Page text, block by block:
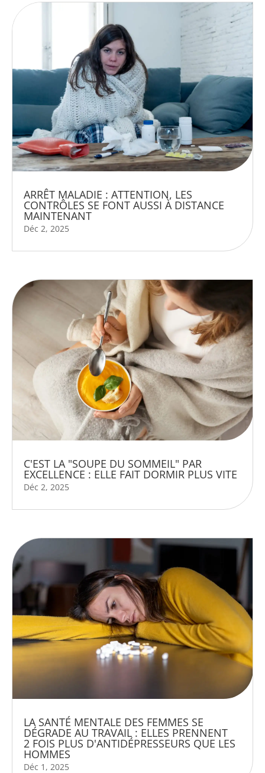
ARRÊT MALADIE : ATTENTION, LES
CONTRÔLES SE FONT AUSSI À DISTANCE
MAINTENANT
Déc 2, 2025
C'EST LA "SOUPE DU SOMMEIL" PAR
EXCELLENCE : ELLE FAIT DORMIR PLUS VITE
Déc 2, 2025
LA SANTÉ MENTALE DES FEMMES SE
DÉGRADE AU TRAVAIL : ELLES PRENNENT
2 FOIS PLUS D'ANTIDÉPRESSEURS QUE LES
HOMMES
Déc 1, 2025